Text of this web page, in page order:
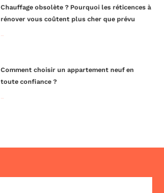
Chauffage obsolète ? Pourquoi les réticences à
rénover vous coûtent plus cher que prévu
Comment choisir un appartement neuf en
toute confiance ?